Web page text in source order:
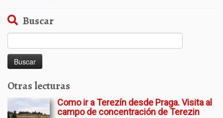
Buscar
Otras lecturas
Como ir a Terezín desde Praga. Visita al
campo de concentración de Terezin